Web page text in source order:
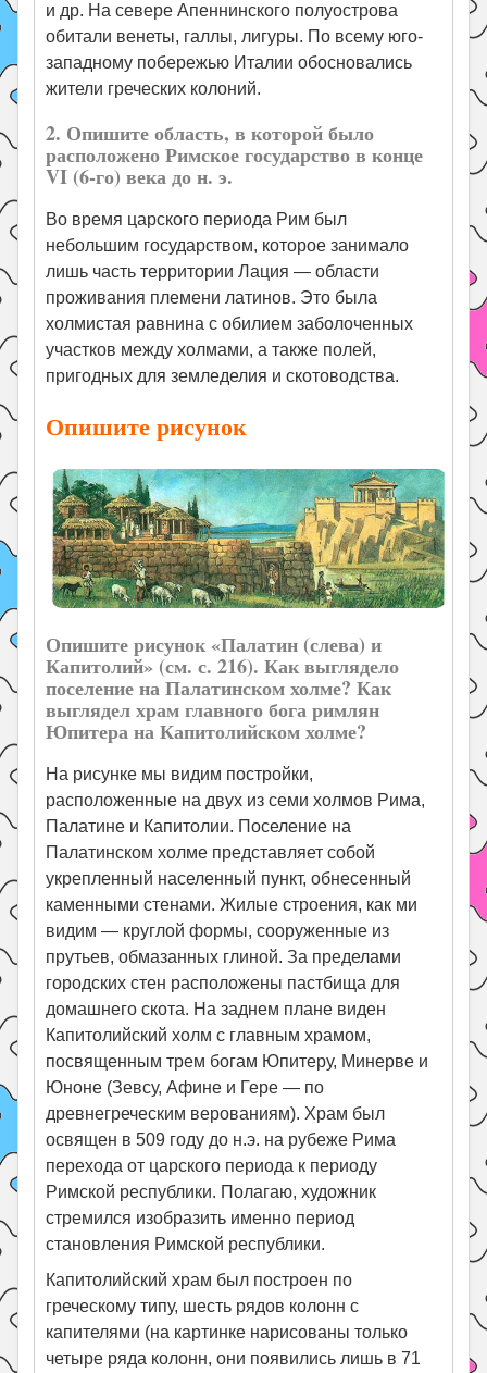
и др. На севере Апеннинского полуострова
обитали венеты, галлы, лигуры. По всему юго-
западному побережью Италии обосновались
жители греческих колоний.
2. Опишите область, в которой было
расположено Римское государство в конце
VI (6-го) века до н. э.
Во время царского периода Рим был
небольшим государством, которое занимало
лишь часть территории Лация — области
проживания племени латинов. Это была
холмистая равнина с обилием заболоченных
участков между холмами, а также полей,
пригодных для земледелия и скотоводства.
Опишите рисунок
Опишите рисунок «Палатин (слева) и
Капитолий» (см. с. 216). Как вы­глядело
поселение на Палатинском холме? Как
выглядел храм главного бога римлян
Юпитера на Капитолийском холме?
На рисунке мы видим постройки,
расположенные на двух из семи холмов Рима,
Палатине и Капитолии. Поселение на
Палатинском холме представляет собой
укрепленный населенный пункт, обнесенный
каменными стенами. Жилые строения, как ми
видим — круглой формы, сооруженные из
прутьев, обмазанных глиной. За пределами
городских стен расположены пастбища для
домашнего скота. На заднем плане виден
Капитолийский холм с главным храмом,
посвященным трем богам Юпитеру, Минерве и
Юноне (Зевсу, Афине и Гере — по
древнегреческим верованиям). Храм был
освящен в 509 году до н.э. на рубеже Рима
перехода от царского периода к периоду
Римской республики. Полагаю, художник
стремился изобразить именно период
становления Римской республики.
Капитолийский храм был построен по
греческому типу, шесть рядов колонн с
капителями (на картинке нарисованы только
четыре ряда колонн, они появились лишь в 71